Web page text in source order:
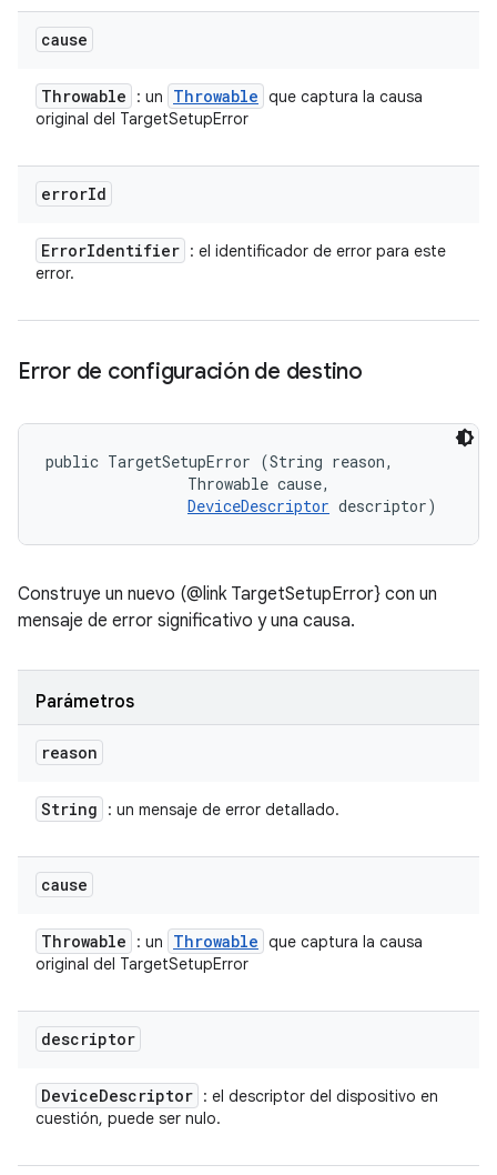
cause
Throwable : un Throwable que captura la causa
original del TargetSetupError
errorId
ErrorIdentifier : el identificador de error para este
error.
Error de configuración de destino
public TargetSetupError (String reason,
                Throwable cause,
DeviceDescriptor descriptor)
Construye un nuevo (@link TargetSetupError} con un
mensaje de error significativo y una causa.
Parámetros
reason
String : un mensaje de error detallado.
cause
Throwable : un Throwable que captura la causa
original del TargetSetupError
descriptor
DeviceDescriptor : el descriptor del dispositivo en
cuestión, puede ser nulo.